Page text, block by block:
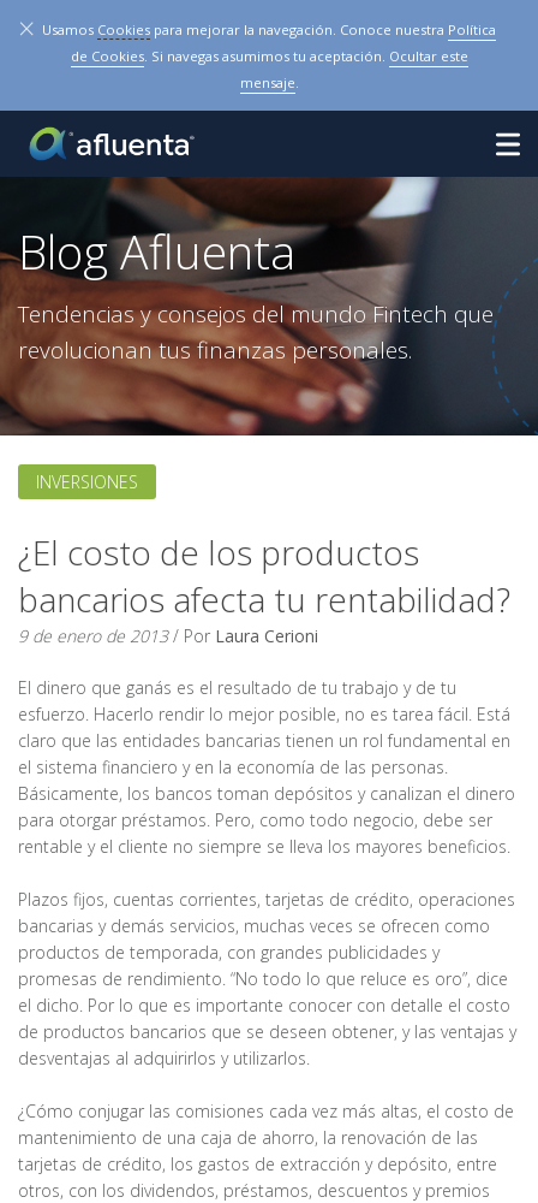
× Usamos Cookies para mejorar la navegación. Conoce nuestra Política
de Cookies. Si navegas asumimos tu aceptación. Ocultar este
mensaje.
Blog Afluenta
Tendencias y consejos del mundo Fintech que
revolucionan tus finanzas personales.
INVERSIONES
¿El costo de los productos
bancarios afecta tu rentabilidad?
9 de enero de 2013/ Por Laura Cerioni
El dinero que ganás es el resultado de tu trabajo y de tu
esfuerzo. Hacerlo rendir lo mejor posible, no es tarea fácil. Está
claro que las entidades bancarias tienen un rol fundamental en
el sistema financiero y en la economía de las personas.
Básicamente, los bancos toman depósitos y canalizan el dinero
para otorgar préstamos. Pero, como todo negocio, debe ser
rentable y el cliente no siempre se lleva los mayores beneficios.
Plazos fijos, cuentas corrientes, tarjetas de crédito, operaciones
bancarias y demás servicios, muchas veces se ofrecen como
productos de temporada, con grandes publicidades y
promesas de rendimiento. “No todo lo que reluce es oro”, dice
el dicho. Por lo que es importante conocer con detalle el costo
de productos bancarios que se deseen obtener, y las ventajas y
desventajas al adquirirlos y utilizarlos.
¿Cómo conjugar las comisiones cada vez más altas, el costo de
mantenimiento de una caja de ahorro, la renovación de las
tarjetas de crédito, los gastos de extracción y depósito, entre
otros, con los dividendos, préstamos, descuentos y premios